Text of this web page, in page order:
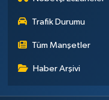
Trafik Durumu
Tüm Manşetler
Haber Arşivi